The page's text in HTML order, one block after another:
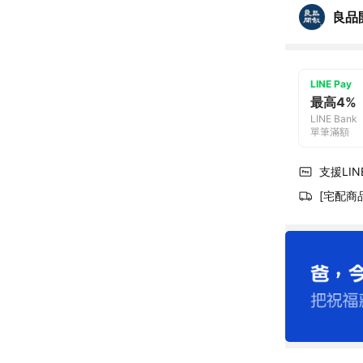
良品
LINE Pay
最高4%
LINE Bank
單筆滿額
支援
[宅配商